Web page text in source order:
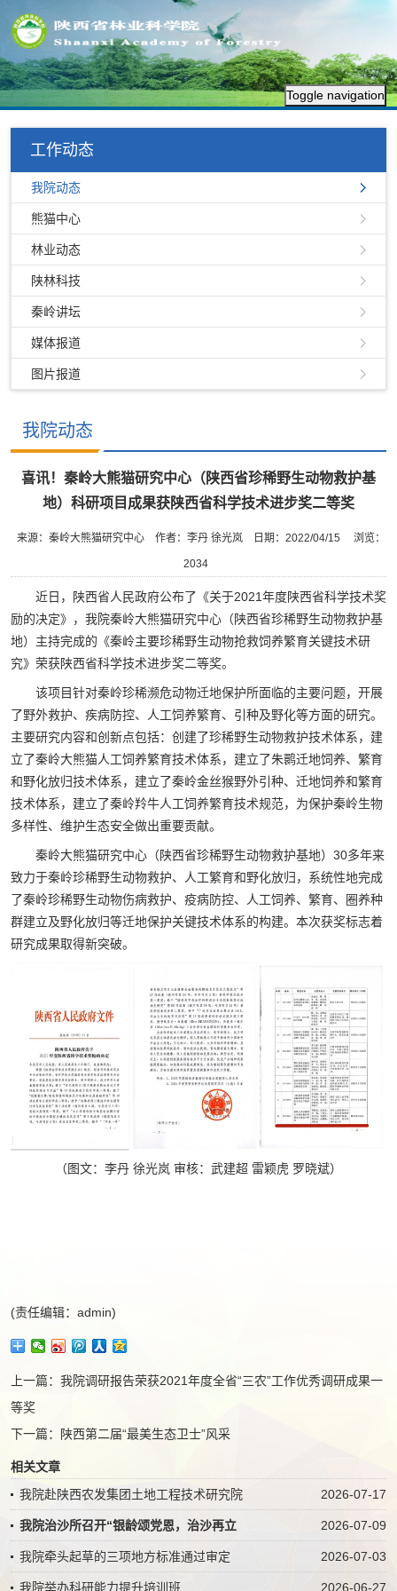
Toggle navigation
工作动态
我院动态
熊猫中心
林业动态
陕林科技
秦岭讲坛
媒体报道
图片报道
我院动态
喜讯！秦岭大熊猫研究中心（陕西省珍稀野生动物救护基
地）科研项目成果获陕西省科学技术进步奖二等奖
来源：秦岭大熊猫研究中心 作者：李丹 徐光岚 日期：2022/04/15 浏览：
2034
近日，陕西省人民政府公布了《关于2021年度陕西省科学技术奖
励的决定》，我院秦岭大熊猫研究中心（陕西省珍稀野生动物救护基
地）主持完成的《秦岭主要珍稀野生动物抢救饲养繁育关键技术研
究》荣获陕西省科学技术进步奖二等奖。
该项目针对秦岭珍稀濒危动物迁地保护所面临的主要问题，开展
了野外救护、疾病防控、人工饲养繁育、引种及野化等方面的研究。
主要研究内容和创新点包括：创建了珍稀野生动物救护技术体系，建
立了秦岭大熊猫人工饲养繁育技术体系，建立了朱鹮迁地饲养、繁育
和野化放归技术体系，建立了秦岭金丝猴野外引种、迁地饲养和繁育
技术体系，建立了秦岭羚牛人工饲养繁育技术规范，为保护秦岭生物
多样性、维护生态安全做出重要贡献。
秦岭大熊猫研究中心（陕西省珍稀野生动物救护基地）30多年来
致力于秦岭珍稀野生动物救护、人工繁育和野化放归，系统性地完成
了秦岭珍稀野生动物伤病救护、疫病防控、人工饲养、繁育、圈养种
群建立及野化放归等迁地保护关键技术体系的构建。本次获奖标志着
研究成果取得新突破。
（图文：李丹 徐光岚 审核：武建超 雷颖虎 罗晓斌）
(责任编辑：admin)
上一篇： 我院调研报告荣获2021年度全省“三农”工作优秀调研成果一
等奖
下一篇：
陕西第二届“最美生态卫士”风采
相关文章
2026-07-17
我院赴陕西农发集团土地工程技术研究院
2026-07-09
我院治沙所召开“银龄颂党恩，治沙再立
2026-07-03
我院牵头起草的三项地方标准通过审定
2026-06-27
我院举办科研能力提升培训班